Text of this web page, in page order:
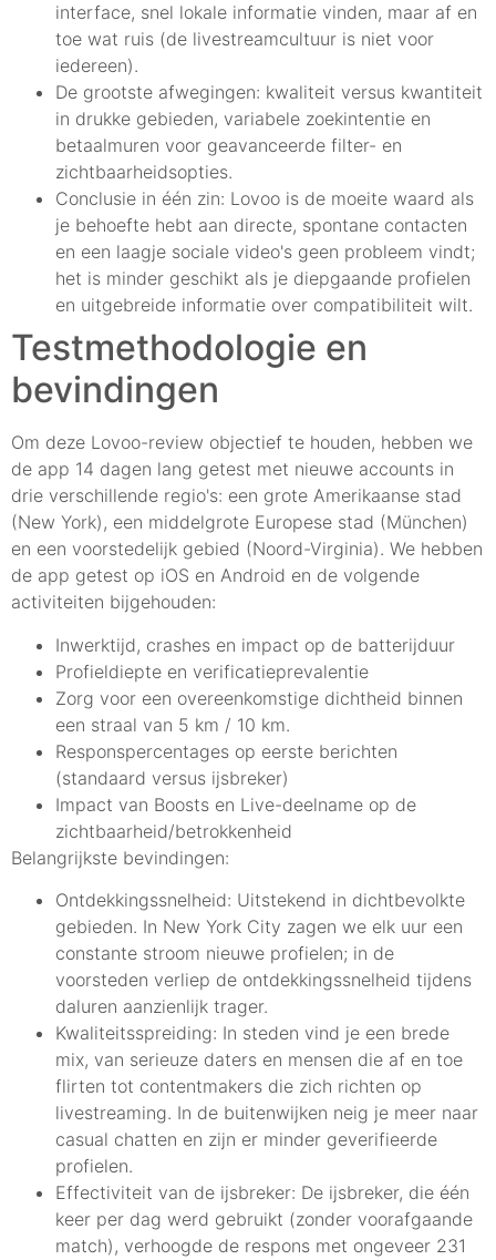
interface, snel lokale informatie vinden, maar af en
toe wat ruis (de livestreamcultuur is niet voor
iedereen).
De grootste afwegingen: kwaliteit versus kwantiteit
in drukke gebieden, variabele zoekintentie en
betaalmuren voor geavanceerde filter- en
zichtbaarheidsopties.
Conclusie in één zin: Lovoo is de moeite waard als
je behoefte hebt aan directe, spontane contacten
en een laagje sociale video's geen probleem vindt;
het is minder geschikt als je diepgaande profielen
en uitgebreide informatie over compatibiliteit wilt.
Testmethodologie en
bevindingen
Om deze Lovoo-review objectief te houden, hebben we
de app 14 dagen lang getest met nieuwe accounts in
drie verschillende regio's: een grote Amerikaanse stad
(New York), een middelgrote Europese stad (München)
en een voorstedelijk gebied (Noord-Virginia). We hebben
de app getest op iOS en Android en de volgende
activiteiten bijgehouden:
Inwerktijd, crashes en impact op de batterijduur
Profieldiepte en verificatieprevalentie
Zorg voor een overeenkomstige dichtheid binnen
een straal van 5 km / 10 km.
Responspercentages op eerste berichten
(standaard versus ijsbreker)
Impact van Boosts en Live-deelname op de
zichtbaarheid/betrokkenheid
Belangrijkste bevindingen:
Ontdekkingssnelheid: Uitstekend in dichtbevolkte
gebieden. In New York City zagen we elk uur een
constante stroom nieuwe profielen; in de
voorsteden verliep de ontdekkingssnelheid tijdens
daluren aanzienlijk trager.
Kwaliteitsspreiding: In steden vind je een brede
mix, van serieuze daters en mensen die af en toe
flirten tot contentmakers die zich richten op
livestreaming. In de buitenwijken neig je meer naar
casual chatten en zijn er minder geverifieerde
profielen.
Effectiviteit van de ijsbreker: De ijsbreker, die één
keer per dag werd gebruikt (zonder voorafgaande
match), verhoogde de respons met ongeveer 231